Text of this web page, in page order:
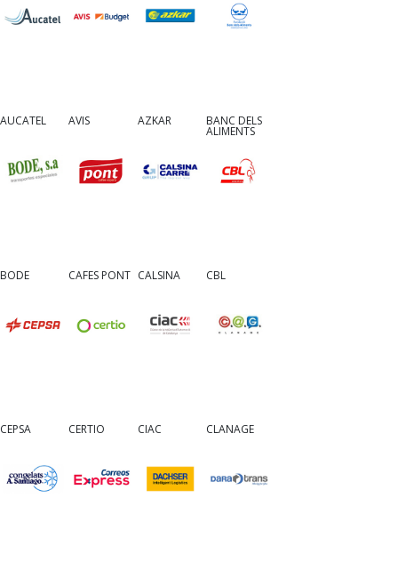
AUCATEL AVIS AZKAR BANC DELS
ALIMENTS
BODE CAFES PONT CALSINA CBL
CEPSA CERTIO CIAC CLANAGE